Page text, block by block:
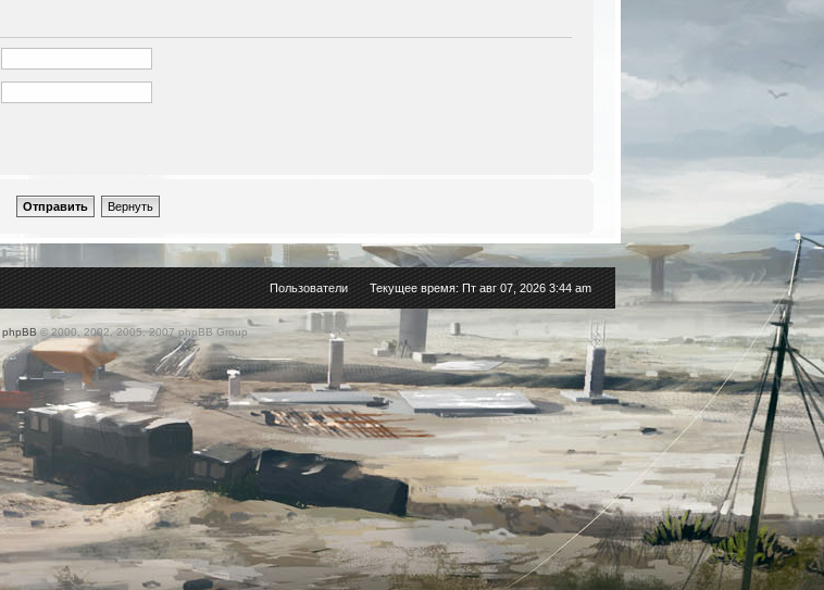
Пользователи Текущее время: Пт авг 07, 2026 3:44 am
phpBB© 2000, 2002, 2005, 2007 phpBB Group